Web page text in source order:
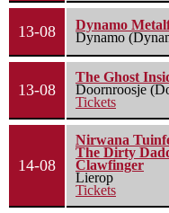
13-08
Dynamo
Dynamo
13-08
The Ghost
Doornroosje
Tickets
14-08
Nirwana
The Dirty
Clawfinger
Lierop
Tickets